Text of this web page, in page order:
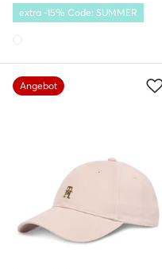
extra -15% Code: SUMMER
Angebot